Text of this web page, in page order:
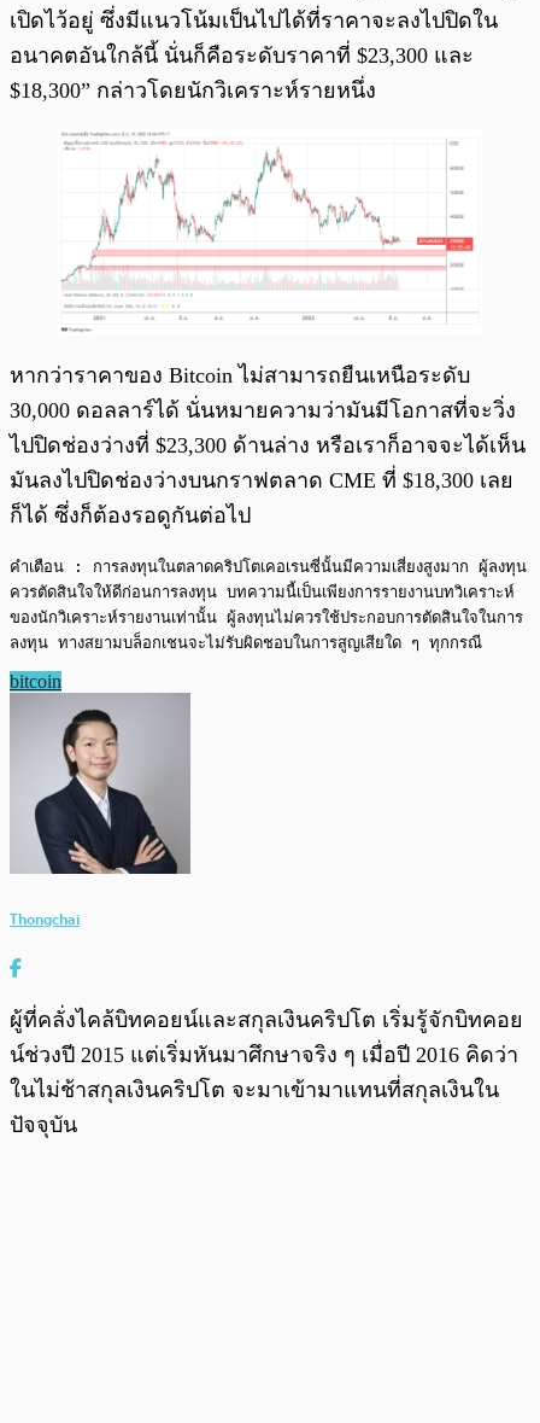
เปิดไว้อยู่ ซึ่งมีแนวโน้มเป็นไปได้ที่ราคาจะลงไปปิดใน
อนาคตอันใกล้นี้ นั่นก็คือระดับราคาที่ $23,300 และ
$18,300” กล่าวโดยนักวิเคราะห์รายหนึ่ง
หากว่าราคาของ Bitcoin ไม่สามารถยืนเหนือระดับ
30,000 ดอลลาร์ได้ นั่นหมายความว่ามันมีโอกาสที่จะวิ่ง
ไปปิดช่องว่างที่ $23,300 ด้านล่าง หรือเราก็อาจจะได้เห็น
มันลงไปปิดช่องว่างบนกราฟตลาด CME ที่ $18,300 เลย
ก็ได้ ซึ่งก็ต้องรอดูกันต่อไป
คำเตือน : การลงทุนในตลาดคริปโตเคอเรนซี่นั้นมีความเสี่ยงสูงมาก ผู้ลงทุน
ควรตัดสินใจให้ดีก่อนการลงทุน บทความนี้เป็นเพียงการรายงานบทวิเคราะห์
ของนักวิเคราะห์รายงานเท่านั้น ผู้ลงทุนไม่ควรใช้ประกอบการตัดสินใจในการ
ลงทุน ทางสยามบล็อกเชนจะไม่รับผิดชอบในการสูญเสียใด ๆ ทุกกรณี
bitcoin
Thongchai
ผู้ที่คลั่งไคล้บิทคอยน์และสกุลเงินคริปโต เริ่มรู้จักบิทคอย
น์ช่วงปี 2015 แต่เริ่มหันมาศึกษาจริง ๆ เมื่อปี 2016 คิดว่า
ในไม่ช้าสกุลเงินคริปโต จะมาเข้ามาแทนที่สกุลเงินใน
ปัจจุบัน